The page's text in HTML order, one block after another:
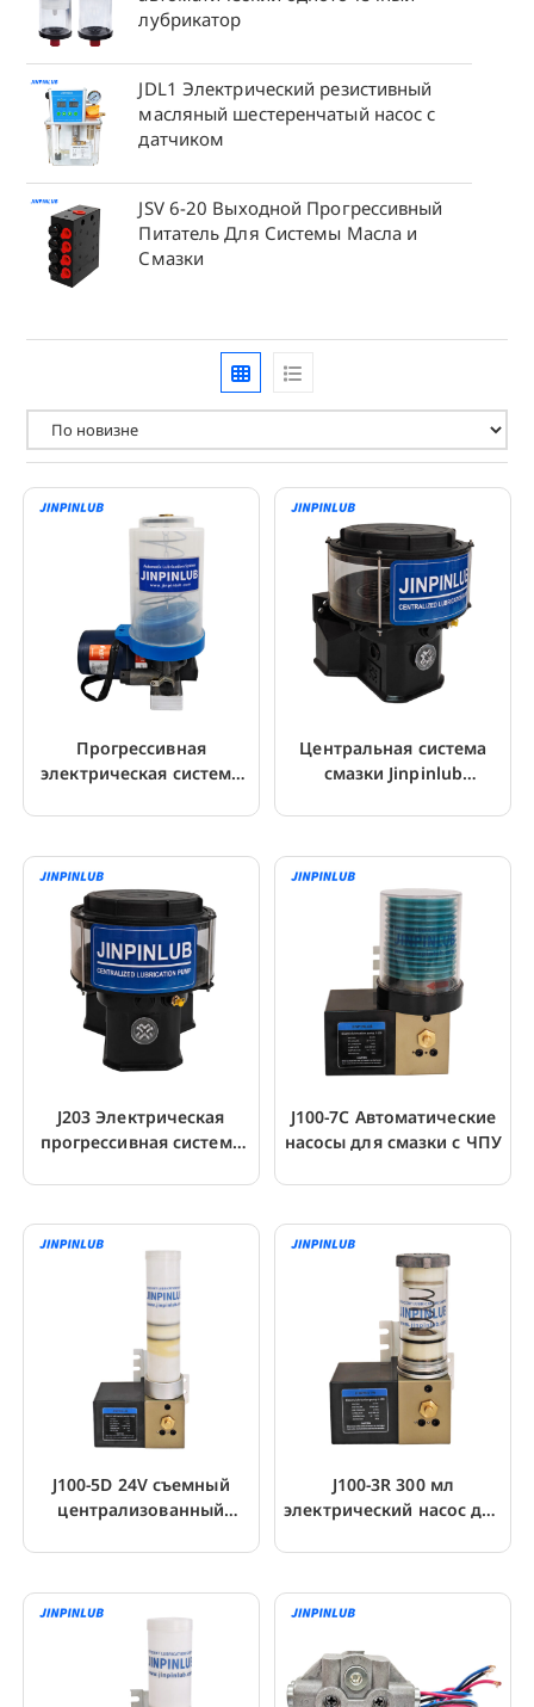
лубрикатор
JDL1 Электрический резистивный
масляный шестеренчатый насос с
датчиком
JSV 6-20 Выходной Прогрессивный
Питатель Для Системы Масла и
Смазки
Прогрессивная
электрическая система
типа JHGS2
Центральная система
смазки Jinpinlub
смазки
J203 Электрическая
прогрессивная система
J100-7C Автоматические
насосы для смазки с ЧПУ
J100-5D 24V съемный
централизованный
насос
J100-3R 300 мл
электрический насос для